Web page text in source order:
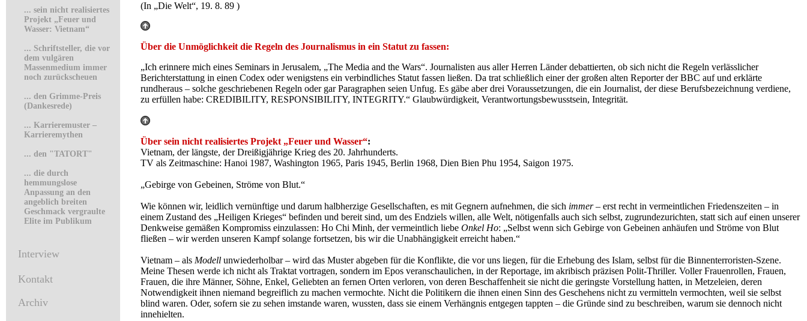
... sein nicht realisiertes
Projekt „Feuer und
Wasser: Vietnam“
... Schriftsteller, die vor
dem vulgären
Massenmedium immer
noch zurückscheuen
... den Grimme-Preis
(Dankesrede)
... Karrieremuster –
Karrieremythen
... den "TATORT"
... die durch
hemmungslose
Anpassung an den
angeblich breiten
Geschmack vergraulte
Elite im Publikum
Interview
Kontakt
Archiv
(In „Die Welt“, 19. 8. 89 )
Über die Unmöglichkeit die Regeln des Journalismus in ein Statut zu fassen:
„Ich erinnere mich eines Seminars in Jerusalem, „The Media and the Wars“. Journalisten aus aller Herren Länder debattierten, ob sich nicht die Regeln verlässlicher
Berichterstattung in einen Codex oder wenigstens ein verbindliches Statut fassen ließen. Da trat schließlich einer der großen alten Reporter der BBC auf und erklärte
rundheraus – solche geschriebenen Regeln oder gar Paragraphen seien Unfug. Es gäbe aber drei Voraussetzungen, die ein Journalist, der diese Berufsbezeichnung verdiene,
zu erfüllen habe: CREDIBILITY, RESPONSIBILITY, INTEGRITY.“ Glaubwürdigkeit, Verantwortungsbewusstsein, Integrität.
Über sein nicht realisiertes Projekt „Feuer und Wasser“:
Vietnam, der längste, der Dreißigjährige Krieg des 20. Jahrhunderts.
TV als Zeitmaschine: Hanoi 1987, Washington 1965, Paris 1945, Berlin 1968, Dien Bien Phu 1954, Saigon 1975.
„Gebirge von Gebeinen, Ströme von Blut.“
Wie können wir, leidlich vernünftige und darum halbherzige Gesellschaften, es mit Gegnern aufnehmen, die sich immer– erst recht in vermeintlichen Friedenszeiten – in
einem Zustand des „Heiligen Krieges“ befinden und bereit sind, um des Endziels willen, alle Welt, nötigenfalls auch sich selbst, zugrundezurichten, statt sich auf einen unserer
Denkweise gemäßen Kompromiss einzulassen: Ho Chi Minh, der vermeintlich liebe Onkel Ho: „Selbst wenn sich Gebirge von Gebeinen anhäufen und Ströme von Blut
fließen – wir werden unseren Kampf solange fortsetzen, bis wir die Unabhängigkeit erreicht haben.“
Vietnam – als Modell unwiederholbar – wird das Muster abgeben für die Konflikte, die vor uns liegen, für die Erhebung des Islam, selbst für die Binnenterroristen-Szene.
Meine Thesen werde ich nicht als Traktat vortragen, sondern im Epos veranschaulichen, in der Reportage, im akribisch präzisen Polit-Thriller. Voller Frauenrollen, Frauen,
Frauen, die ihre Männer, Söhne, Enkel, Geliebten an fernen Orten verloren, von deren Beschaffenheit sie nicht die geringste Vorstellung hatten, in Metzeleien, deren
Notwendigkeit ihnen niemand begreiflich zu machen vermochte. Nicht die Politikern die ihnen einen Sinn des Geschehens nicht zu vermitteln vermochten, weil sie selbst
blind waren. Oder, sofern sie zu sehen imstande waren, wussten, dass sie einem Verhängnis entgegen tappten – die Gründe sind zu beschreiben, warum sie dennoch nicht
innehielten.